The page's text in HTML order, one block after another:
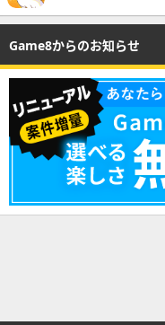
Game8からのお知らせ